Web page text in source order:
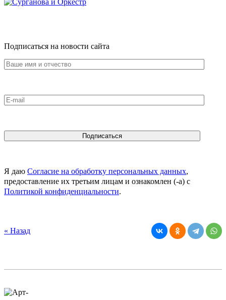
Подписаться на новости сайта
Я даю Согласие на обработку персональных данных,
предоставление их третьим лицам и ознакомлен (-а) c
Политикой конфиденциальности.
« Назад